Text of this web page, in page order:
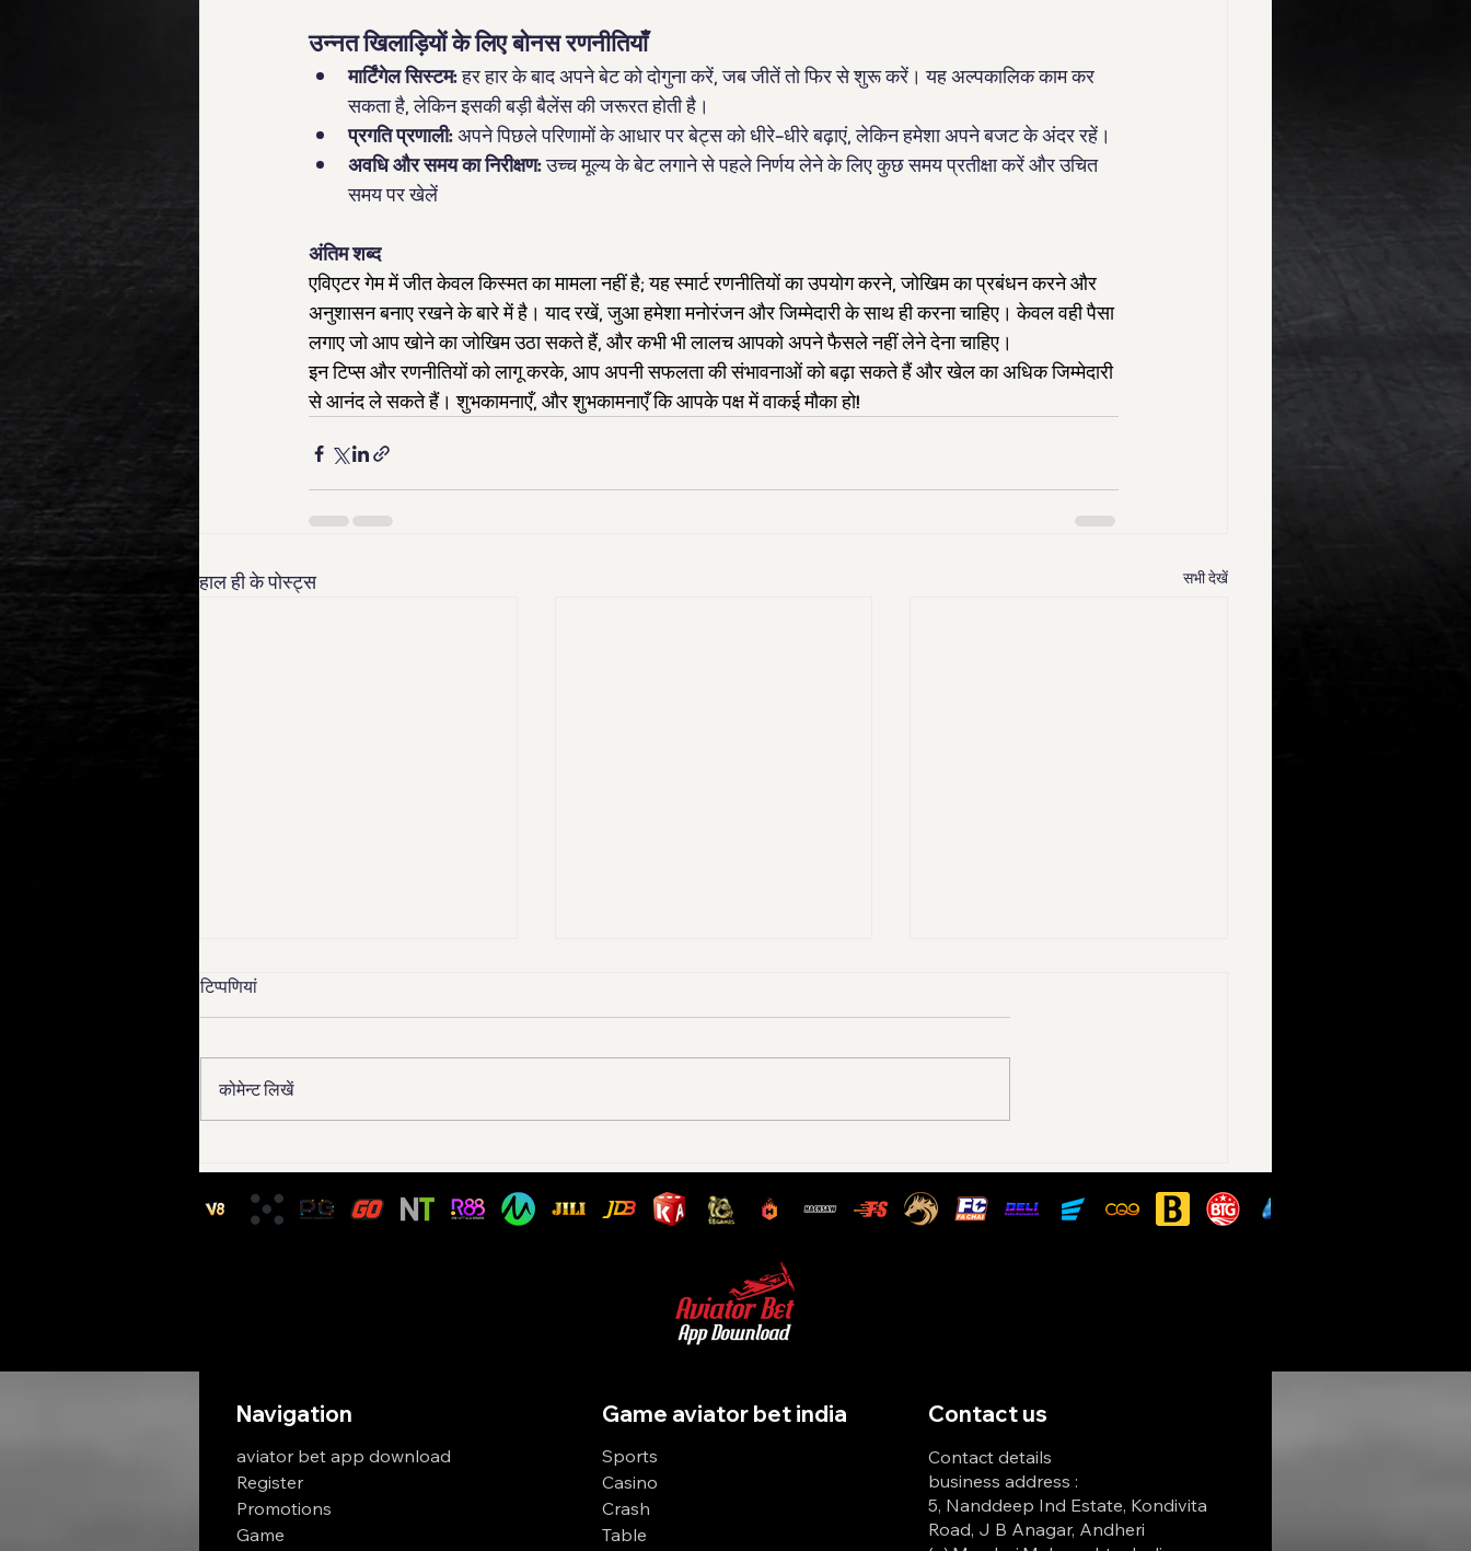
उन्नत खिलाड़ियों के लिए बोनस रणनीतियाँ
मार्टिंगेल सिस्टम: हर हार के बाद अपने बेट को दोगुना करें, जब जीतें तो फिर से शुरू करें। यह अल्पकालिक काम कर
सकता है, लेकिन इसकी बड़ी बैलेंस की जरूरत होती है।
प्रगति प्रणाली: अपने पिछले परिणामों के आधार पर बेट्स को धीरे-धीरे बढ़ाएं, लेकिन हमेशा अपने बजट के अंदर रहें।
अवधि और समय का निरीक्षण: उच्च मूल्य के बेट लगाने से पहले निर्णय लेने के लिए कुछ समय प्रतीक्षा करें और उचित
समय पर खेलें
अंतिम शब्द
एविएटर गेम में जीत केवल किस्मत का मामला नहीं है; यह स्मार्ट रणनीतियों का उपयोग करने, जोखिम का प्रबंधन करने और
अनुशासन बनाए रखने के बारे में है। याद रखें, जुआ हमेशा मनोरंजन और जिम्मेदारी के साथ ही करना चाहिए। केवल वही पैसा
लगाए जो आप खोने का जोखिम उठा सकते हैं, और कभी भी लालच आपको अपने फैसले नहीं लेने देना चाहिए।
इन टिप्स और रणनीतियों को लागू करके, आप अपनी सफलता की संभावनाओं को बढ़ा सकते हैं और खेल का अधिक जिम्मेदारी
से आनंद ले सकते हैं। शुभकामनाएँ, और शुभकामनाएँ कि आपके पक्ष में वाकई मौका हो!
हाल ही के पोस्ट्स सभी देखें
जैसा अनुभव अब आपके घर पर
और तेज़ रजिस्ट्रेशन के लिए यहाँ
क्लिक करें
Strategies & Tips to Win Big in
India
टिप्पणियां
कोमेन्ट लिखें
Navigation
aviator bet app download
Register
Promotions
Game
Game aviator bet india
Sports
Casino
Crash
Table
Contact us
Contact details
business address :
5, Nanddeep Ind Estate, Kondivita
Road, J B Anagar, Andheri